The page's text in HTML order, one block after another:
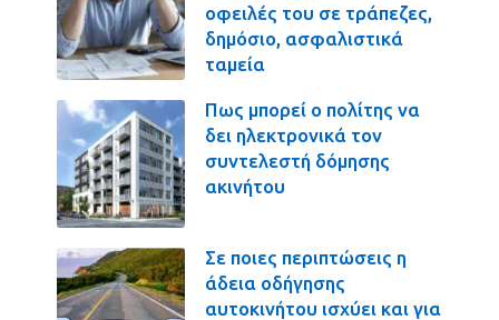
οφειλές του σε τράπεζες,
δημόσιο, ασφαλιστικά
ταμεία
Πως μπορεί ο πολίτης να
δει ηλεκτρονικά τον
συντελεστή δόμησης
ακινήτου
Σε ποιες περιπτώσεις η
άδεια οδήγησης
αυτοκινήτου ισχύει και για